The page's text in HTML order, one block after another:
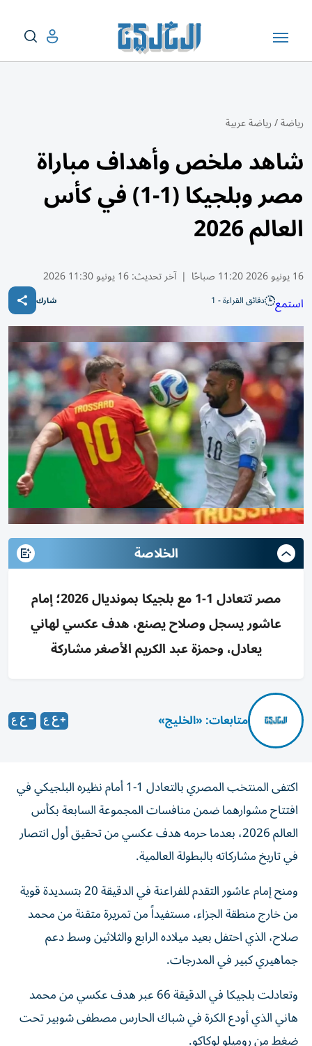
رياضة/رياضة عربية
شاهد ملخص وأهداف مباراة
مصر وبلجيكا (1-1) في كأس
العالم 2026
16 يونيو 2026 11:20 صباحًا | آخر تحديث:16 يونيو 11:30 2026
استمع دقائق القراءة - 1 شارك
الخلاصة
مصر تتعادل 1-1 مع بلجيكا بمونديال 2026؛ إمام
عاشور يسجل وصلاح يصنع، هدف عكسي لهاني
يعادل، وحمزة عبد الكريم الأصغر مشاركة
متابعات: «الخليج»
اكتفى المنتخب المصري بالتعادل 1-1 أمام نظيره البلجيكي في
افتتاح مشوارهما ضمن منافسات المجموعة السابعة بكأس
العالم 2026، بعدما حرمه هدف عكسي من تحقيق أول انتصار
في تاريخ مشاركاته بالبطولة العالمية.
ومنح إمام عاشور التقدم للفراعنة في الدقيقة 20 بتسديدة قوية
من خارج منطقة الجزاء، مستفيداً من تمريرة متقنة من محمد
صلاح، الذي احتفل بعيد ميلاده الرابع والثلاثين وسط دعم
جماهيري كبير في المدرجات.
وتعادلت بلجيكا في الدقيقة 66 عبر هدف عكسي من محمد
هاني الذي أودع الكرة في شباك الحارس مصطفى شوبير تحت